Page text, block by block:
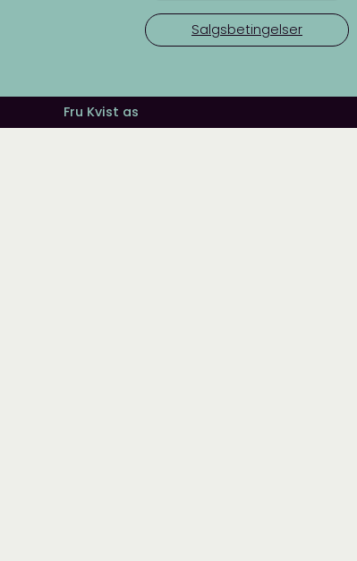
Salgsbetingelser
Fru Kvist as